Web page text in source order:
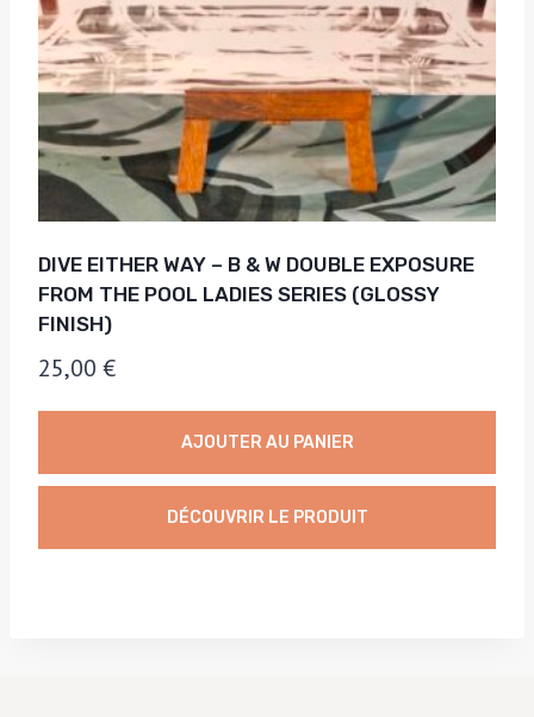
DIVE EITHER WAY – B & W DOUBLE EXPOSURE
FROM THE POOL LADIES SERIES (GLOSSY
FINISH)
25,00 €
AJOUTER AU PANIER
DÉCOUVRIR LE PRODUIT